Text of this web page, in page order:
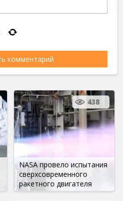
NASA провело испытания
сверхсовременного
ракетного двигателя
438